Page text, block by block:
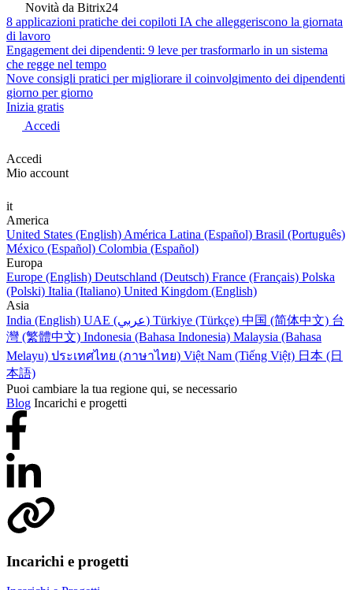
Novità da Bitrix24
8 applicazioni pratiche dei copiloti IA che alleggeriscono la giornata
di lavoro
Engagement dei dipendenti: 9 leve per trasformarlo in un sistema
che regge nel tempo
Nove consigli pratici per migliorare il coinvolgimento dei dipendenti
giorno per giorno
Inizia gratis
Accedi
Accedi
Mio account
it
America
United States (English) América Latina (Español) Brasil (Português)
México (Español) Colombia (Español)
Europa
Europe (English) Deutschland (Deutsch) France (Français) Polska
(Polski) Italia (Italiano) United Kingdom (English)
Asia
India (English)
UAE (عربي) Türkiye (Türkçe) 中国 (简体中文) 台
灣 (繁體中文) Indonesia (Bahasa Indonesia) Malaysia (Bahasa
Melayu) ประเทศไทย (ภาษาไทย) Việt Nam (Tiếng Việt) 日本 (日
本語)
Puoi cambiare la tua regione qui, se necessario
Blog Incarichi e progetti
Incarichi e progetti